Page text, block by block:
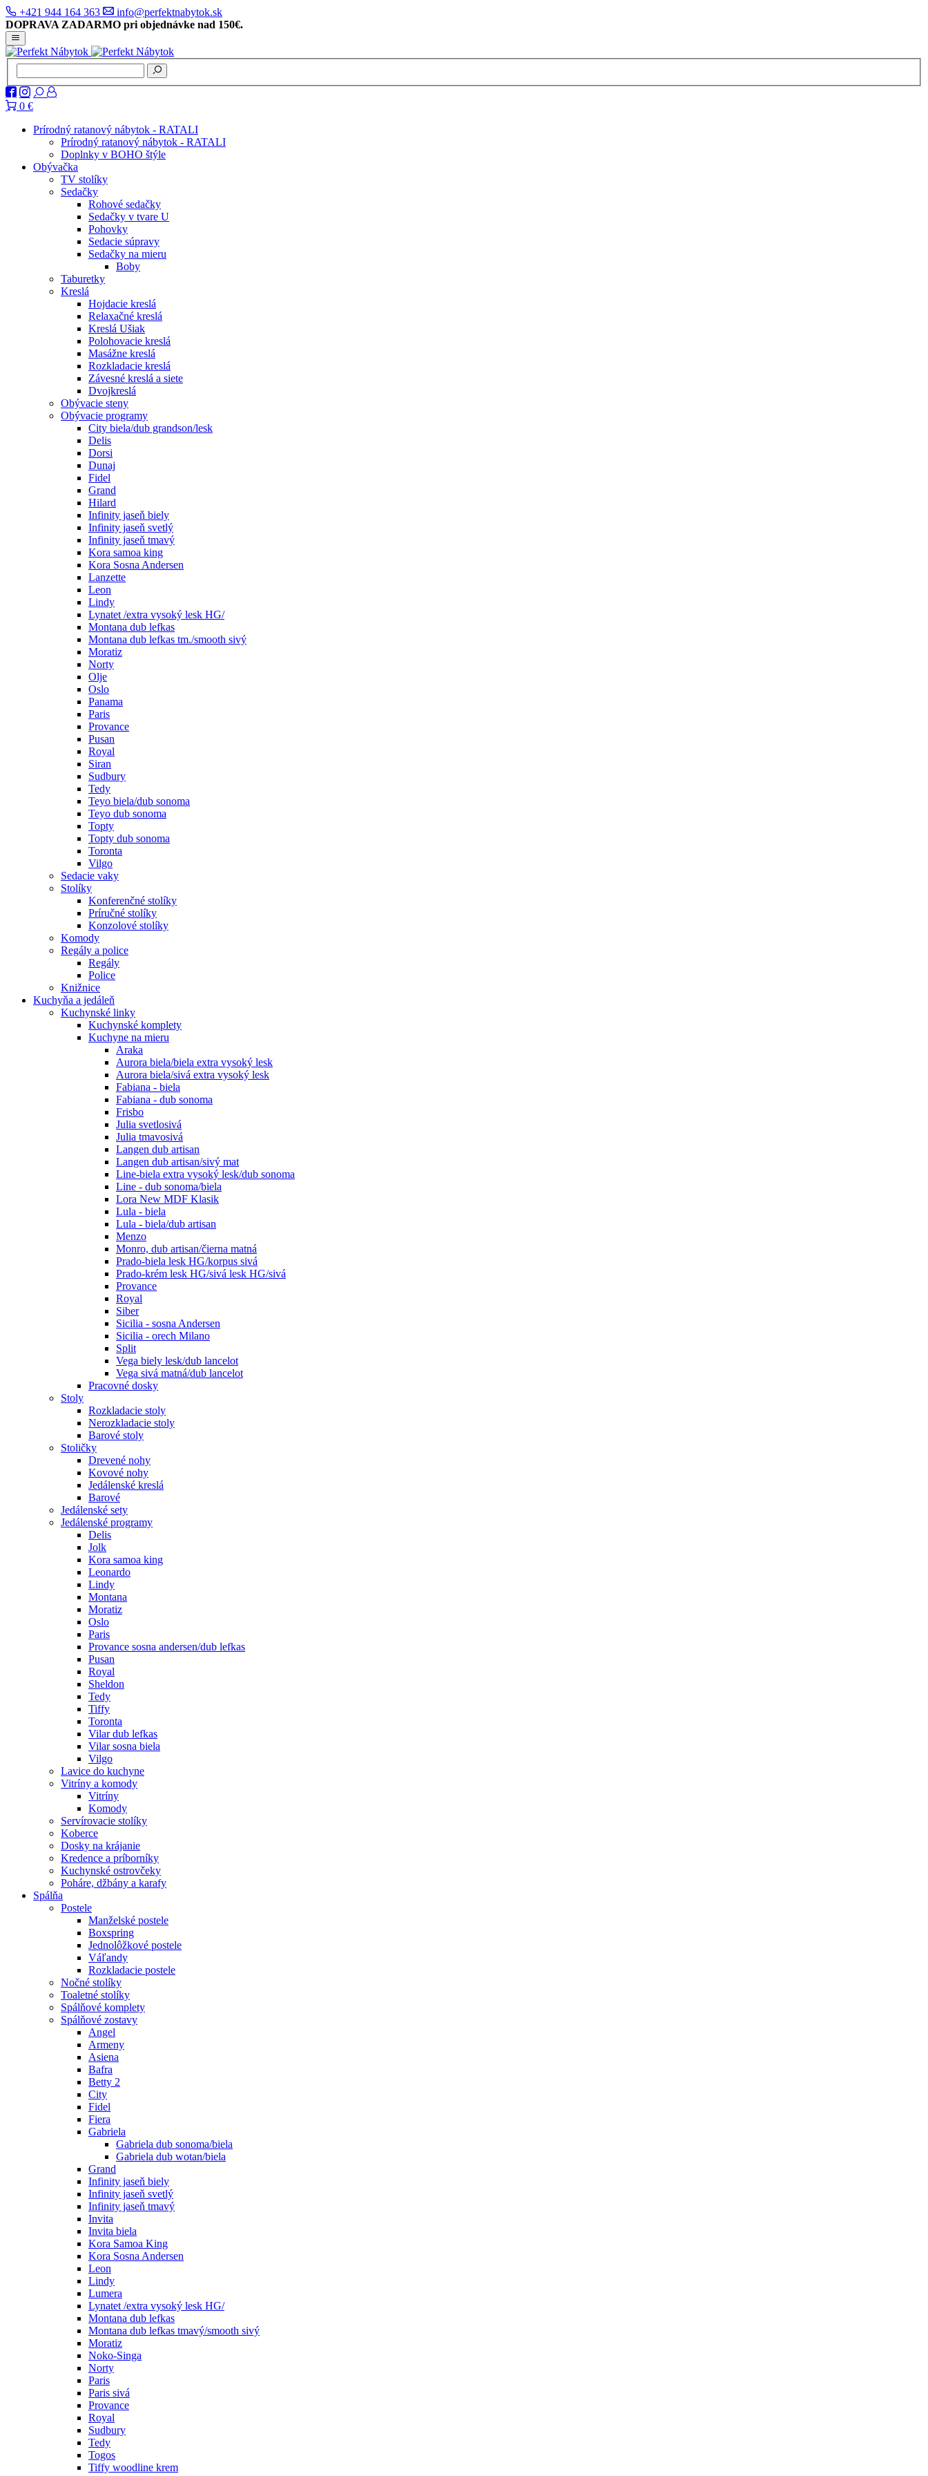
+421 944 164 363
info@perfektnabytok.sk
DOPRAVA ZADARMO pri objednávke nad 150€.
0 €
Prírodný ratanový nábytok - RATALI
Prírodný ratanový nábytok - RATALI
Doplnky v BOHO štýle
Obývačka
TV stolíky
Sedačky
Rohové sedačky
Sedačky v tvare U
Pohovky
Sedacie súpravy
Sedačky na mieru
Boby
Taburetky
Kreslá
Hojdacie kreslá
Relaxačné kreslá
Kreslá Ušiak
Polohovacie kreslá
Masážne kreslá
Rozkladacie kreslá
Závesné kreslá a siete
Dvojkreslá
Obývacie steny
Obývacie programy
City biela/dub grandson/lesk
Delis
Dorsi
Dunaj
Fidel
Grand
Hilard
Infinity jaseň biely
Infinity jaseň svetlý
Infinity jaseň tmavý
Kora samoa king
Kora Sosna Andersen
Lanzette
Leon
Lindy
Lynatet /extra vysoký lesk HG/
Montana dub lefkas
Montana dub lefkas tm./smooth sivý
Moratiz
Norty
Olje
Oslo
Panama
Paris
Provance
Pusan
Royal
Siran
Sudbury
Tedy
Teyo biela/dub sonoma
Teyo dub sonoma
Topty
Topty dub sonoma
Toronta
Vilgo
Sedacie vaky
Stolíky
Konferenčné stolíky
Príručné stolíky
Konzolové stolíky
Komody
Regály a police
Regály
Police
Knižnice
Kuchyňa a jedáleň
Kuchynské linky
Kuchynské komplety
Kuchyne na mieru
Araka
Aurora biela/biela extra vysoký lesk
Aurora biela/sivá extra vysoký lesk
Fabiana - biela
Fabiana - dub sonoma
Frisbo
Julia svetlosivá
Julia tmavosivá
Langen dub artisan
Langen dub artisan/sivý mat
Line-biela extra vysoký lesk/dub sonoma
Line - dub sonoma/biela
Lora New MDF Klasik
Lula - biela
Lula - biela/dub artisan
Menzo
Monro, dub artisan/čierna matná
Prado-biela lesk HG/korpus sivá
Prado-krém lesk HG/sivá lesk HG/sivá
Provance
Royal
Siber
Sicilia - sosna Andersen
Sicilia - orech Milano
Split
Vega biely lesk/dub lancelot
Vega sivá matná/dub lancelot
Pracovné dosky
Stoly
Rozkladacie stoly
Nerozkladacie stoly
Barové stoly
Stoličky
Drevené nohy
Kovové nohy
Jedálenské kreslá
Barové
Jedálenské sety
Jedálenské programy
Delis
Jolk
Kora samoa king
Leonardo
Lindy
Montana
Moratiz
Oslo
Paris
Provance sosna andersen/dub lefkas
Pusan
Royal
Sheldon
Tedy
Tiffy
Toronta
Vilar dub lefkas
Vilar sosna biela
Vilgo
Lavice do kuchyne
Vitríny a komody
Vitríny
Komody
Servírovacie stolíky
Koberce
Dosky na krájanie
Kredence a príborníky
Kuchynské ostrovčeky
Poháre, džbány a karafy
Spálňa
Postele
Manželské postele
Boxspring
Jednolôžkové postele
Váľandy
Rozkladacie postele
Nočné stolíky
Toaletné stolíky
Spálňové komplety
Spálňové zostavy
Angel
Armeny
Asiena
Bafra
Betty 2
City
Fidel
Fiera
Gabriela
Gabriela dub sonoma/biela
Gabriela dub wotan/biela
Grand
Infinity jaseň biely
Infinity jaseň svetlý
Infinity jaseň tmavý
Invita
Invita biela
Kora Samoa King
Kora Sosna Andersen
Leon
Lindy
Lumera
Lynatet /extra vysoký lesk HG/
Montana dub lefkas
Montana dub lefkas tmavý/smooth sivý
Moratiz
Noko-Singa
Norty
Paris
Paris sivá
Provance
Royal
Sudbury
Tedy
Togos
Tiffy woodline krem